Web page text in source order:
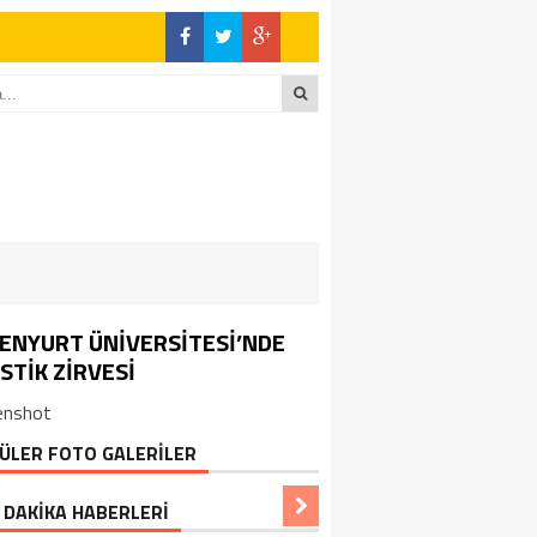
ÜNİVERSİTESİ’NDE
ZİRVESİ
FOTO GALERİLER
HABERLERİ